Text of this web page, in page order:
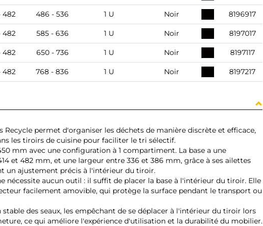
482 486 - 536 1 U Noir 8196917
482 585 - 636 1 U Noir 8197017
482 650 - 736 1 U Noir 8197117
482 768 - 836 1 U Noir 8197217
Recycle permet d'organiser les déchets de manière discrète et efficace,
les tiroirs de cuisine pour faciliter le tri sélectif.
mm avec une configuration à 1 compartiment. La base a une
et 482 mm, et une largeur entre 336 et 386 mm, grâce à ses ailettes
un ajustement précis à l'intérieur du tiroir.
nécessite aucun outil : il suffit de placer la base à l'intérieur du tiroir. Elle
facilement amovible, qui protège la surface pendant le transport ou
stable des seaux, les empêchant de se déplacer à l'intérieur du tiroir lors
ce qui améliore l'expérience d'utilisation et la durabilité du mobilier.